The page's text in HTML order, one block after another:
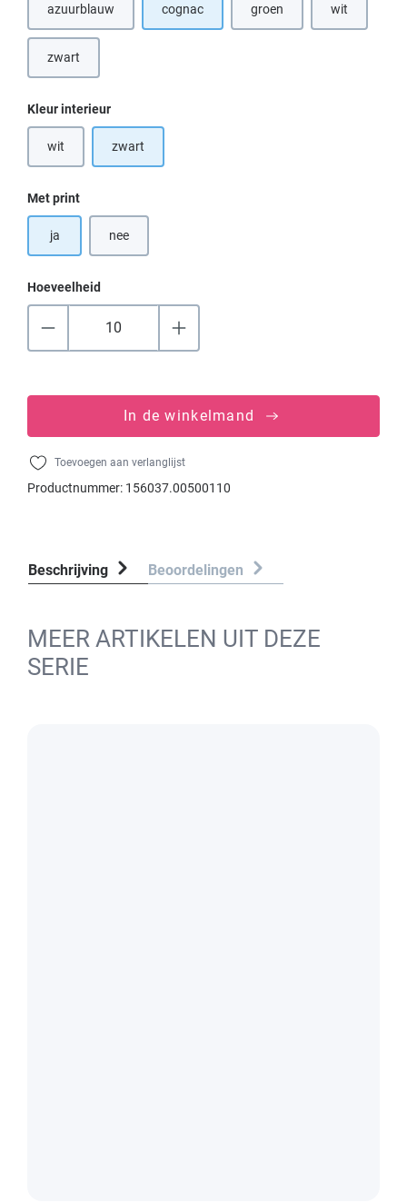
azuurblauw(Deze optie is momenteel niet beschikbaar.)
cognac groen(Deze optie is momenteel
wit(Deze optie
zwart
Selecteer
Kleur interieur
wit(Deze optie is momenteel niet beschikbaar.)
zwart
Selecteer
Met print
ja nee
Hoeveelheid
In de winkelmand
Toevoegen aan verlanglijst
Productnummer: 156037.00500110
Beschrijving Beoordelingen
MEER ARTIKELEN UIT DEZE
SERIE